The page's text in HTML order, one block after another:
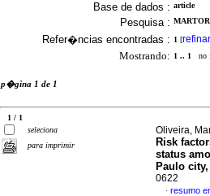
Base de dados : article
Pesquisa :
Refer�ncias encontradas : 1 [refinar
Mostrando: 1 .. 1 no
p�gina 1 de 1
1 / 1
seleciona
para imprimir
Oliveira,
Risk
status
Paulo
0622
· resumo